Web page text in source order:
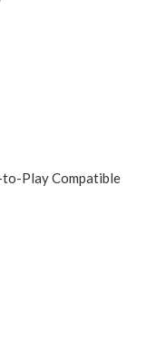
to-Play Compatible